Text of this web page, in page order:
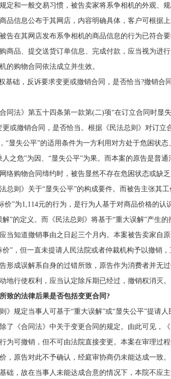
和一般交易习惯，被告卖家将系争相机的外观、规
品信息公布于其网店，内容明确具体，客户可根据
告在其网店发布系争相机的商品信息的行为已符合
商品、提交送货订单信息、完成付款，应当视为进
的购物合同依法成立并生效。
础，反诉要求变更或撤销合同，是否恰当?撤销合同
法》第五十四条第一款第(二)项“在订立合同时显
或撤销合同，是否恰当。根据《民法总则》对订立
“显失公平”的适用条件为一方利用对方处于危困状态
之危”为因、“显失公平”为果。而本案的原告是普通
络购物合同缔约时，被告显然不存在危困状态或缺
总则》关于“显失公平”的构成要件。而被告主张其工
价”为1,114元的行为，是行为人基于对商品价格的认
”的定义。而《民法总则》将基于“重大误解”产生的
当知道撤销事由之日起三个月内。本案被告卖家自
”，但一直未提请人民法院或者仲裁机构予以撤销，
形成误解系自身的过错所致，原告作为消费者并无过
地行使权利，应当认定除斥期已经过，撤销权消灭。
的法律后果是否包括变更合同?
规定当事人可基于“重大误解”或“显失公平”提请人
了《合同法》中关于变更合同的规定。由此可见，
为可撤销，但不可由法院直接变更。本案在审理过程
，原告对此不予确认，经庭审协商仍未能达成一致
础，故在当事人未能达成合意的情况下，本院不应